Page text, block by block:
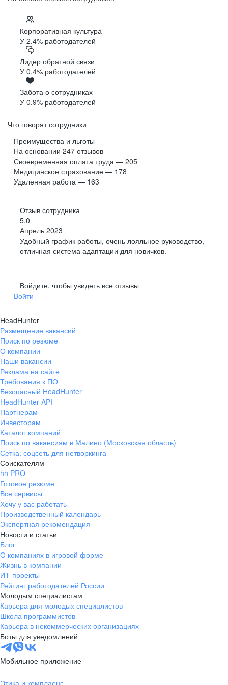
Корпоративная культура
У 2.4% работодателей
Лидер обратной связи
У 0.4% работодателей
Забота о сотрудниках
У 0.9% работодателей
Что говорят сотрудники
Преимущества и льготы
На основании 247 отзывов
Своевременная оплата труда — 205
Медицинское страхование — 178
Удаленная работа — 163
Отзыв сотрудника
5,0
Апрель 2023
Удобный график работы, очень лояльное руководство,
отличная система адаптации для новичков.
Войдите, чтобы увидеть все отзывы
Войти
HeadHunter
Размещение вакансий
Поиск по резюме
О компании
Наши вакансии
Реклама на сайте
Требования к ПО
Безопасный HeadHunter
HeadHunter API
Партнерам
Инвесторам
Каталог компаний
Поиск по вакансиям в Малино (Московская область)
Сетка: соцсеть для нетворкинга
Соискателям
hh PRO
Готовое резюме
Все сервисы
Хочу у вас работать
Производственный календарь
Экспертная рекомендация
Новости и статьи
Блог
О компаниях в игровой форме
Жизнь в компании
ИТ-проекты
Рейтинг работодателей России
Молодым специалистам
Карьера для молодых специалистов
Школа программистов
Карьера в некоммерческих организациях
Боты для уведомлений
Мобильное приложение